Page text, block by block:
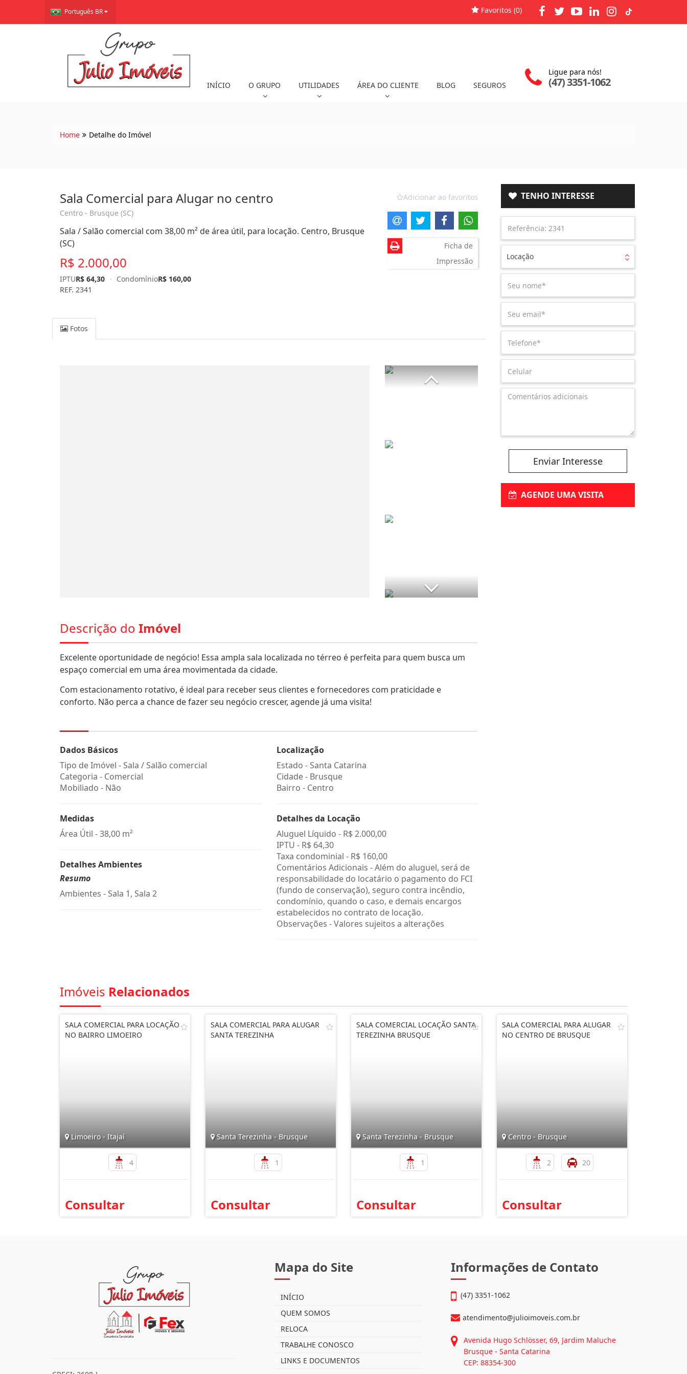
Português BR Favoritos (0)
INÍCIO O GRUPO UTILIDADES ÁREA DO CLIENTE BLOG SEGUROS
Ligue para nós!
(47) 3351-1062
Home Detalhe do Imóvel
Sala Comercial para Alugar no centro
Centro - Brusque (SC)
Sala / Salão comercial com 38,00 m² de área útil, para locação. Centro, Brusque
(SC)
R$ 2.000,00
IPTUR$ 64,30 · CondomínioR$ 160,00
REF. 2341
Adicionar ao favoritos
Ficha de
Impressão
Fotos
Descrição do Imóvel
Excelente oportunidade de negócio! Essa ampla sala localizada no térreo é perfeita para quem busca um
espaço comercial em uma área movimentada da cidade.
Com estacionamento rotativo, é ideal para receber seus clientes e fornecedores com praticidade e
conforto. Não perca a chance de fazer seu negócio crescer, agende já uma visita!
Dados Básicos
Tipo de Imóvel - Sala / Salão comercial
Categoria - Comercial
Mobiliado - Não
Medidas
Área Útil - 38,00 m²
Detalhes Ambientes
Resumo
Ambientes - Sala 1, Sala 2
Localização
Estado -Santa Catarina
Cidade - Brusque
Bairro - Centro
Detalhes da Locação
Aluguel Líquido - R$ 2.000,00
IPTU - R$ 64,30
Taxa condominial - R$ 160,00
Comentários Adicionais - Além do aluguel, será de
responsabilidade do locatário o pagamento do FCI
(fundo de conservação), seguro contra incêndio,
condomínio, quando o caso, e demais encargos
estabelecidos no contrato de locação.
Observações - Valores sujeitos a alterações
TENHO INTERESSE
Locação
Enviar Interesse
AGENDE UMA VISITA
Imóveis Relacionados
SALA COMERCIAL PARA LOCAÇÃO
NO BAIRRO LIMOEIRO
Limoeiro - Itajaí
4
Consultar
SALA COMERCIAL PARA ALUGAR
SANTA TEREZINHA
Santa Terezinha - Brusque
1
Consultar
SALA COMERCIAL LOCAÇÃO SANTA
TEREZINHA BRUSQUE
Santa Terezinha - Brusque
1
Consultar
SALA COMERCIAL PARA ALUGAR
NO CENTRO DE BRUSQUE
Centro - Brusque
2 20
Consultar
Mapa do Site
INÍCIO
QUEM SOMOS
RELOCA
TRABALHE CONOSCO
LINKS E DOCUMENTOS
Informações de Contato
(47) 3351-1062
atendimento@julioimoveis.com.br
Avenida Hugo Schlösser, 69, Jardim Maluche
Brusque - Santa Catarina
CEP: 88354-300